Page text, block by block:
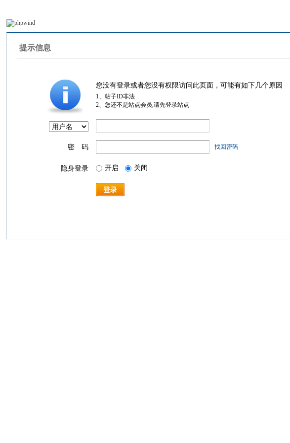
提示信息
您没有登录或者您没有权限访问此页面，可能有如下几个原因
1、帖子ID非法
2、您还不是站点会员,请先登录站点
密 码 找回密码
隐身登录 开启 关闭
登录